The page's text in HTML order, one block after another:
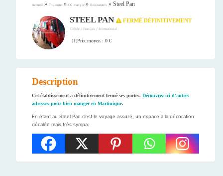
Accueil » Tourisme » Où manger » Restaurants » Steel Pan
STEEL PAN FERMÉ DÉFINITIVEMENT
Créole / Français / International
(1)Prix moyen : 0 €
Description
Cet établissement a définitivement fermé ses portes. Découvrez ici d’autres
adresses pour bien manger en Martinique.
En étant au Steel Pan c’est le voyage assuré, un espace à la décoration
décalée mais très sympa.